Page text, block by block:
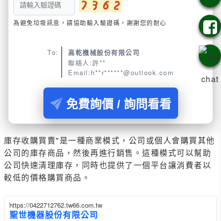
為避免垃圾訊息，請協助輸入驗證碼，謝謝您的耐心
To:
高乾機械股份有限公司
聯絡人:許**
Email:h**r******@outlook.com
免費詢價 / 詢問看看
庫存收購買賣"是一種商業模式，公司或個人會購買其他
公司的庫存商品，然後再進行銷售。這種模式可以幫助
公司快速清理庫存，同時也提供了一個平台讓消費者以
較低的價格購買商品。
https://0422712762.tw66.com.tw
聖世機器股份有限公司